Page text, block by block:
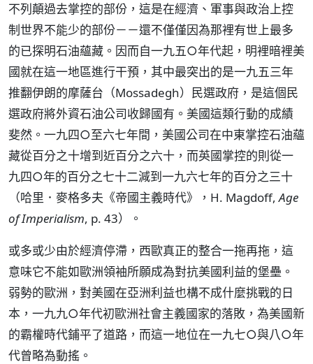
不列顛過去掌控的部份，這是在經濟、軍事與政治上控
制世界不能少的部份－－還不僅僅因為那裡有世上最多
的已探明石油蘊藏。因而自一九五○年代起，明裡暗裡美
國就在這一地區進行干預，其中最突出的是一九五三年
推翻伊朗的摩薩台（Mossadegh）民選政府，是這個民
選政府將外資石油公司收歸國有。美國這類行動的成績
斐然。一九四○至六七年間，美國公司在中東掌控石油蘊
藏從百分之十增到近百分之六十，而英國掌控的則從一
九四○年的百分之七十二減到一九六七年的百分之三十
（哈里．麥格多夫《帝國主義時代》，H. Magdoff,Age
of Imperialism, p. 43）。
或多或少由於經濟停滯，西歐真正的整合一拖再拖，這
意味它不能如歐洲領袖所願成為對抗美國利益的堡壘。
弱勢的歐洲，對美國在亞洲利益也構不成什麼挑戰的日
本，一九九○年代初歐洲社會主義國家的落敗，為美國新
的霸權時代鋪平了道路，而這一地位在一九七○與八○年
代曾略為動搖。